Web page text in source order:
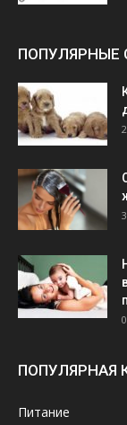
ПОПУЛЯРНЫЕ
ПОПУЛЯРНАЯ
Питание